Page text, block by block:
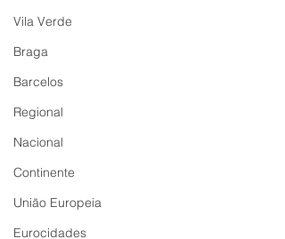
Vila Verde
Braga
Barcelos
Regional
Nacional
Continente
União Europeia
Eurocidades